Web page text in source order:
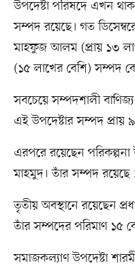
উপদেষ্টা পরিষদে এখন
সম্পদ রয়েছে। গত
মাহফুজ আলম (প্রায় ১৩
(১৫ লাখের বেশি) সম্পদ
সবচেয়ে সম্পদশালী
এই উপদেষ্টার সম্পদ প্রায়
এরপরে রয়েছেন পরিকল্পনা
মাহমুদ। তাঁর সম্পদ
তৃতীয় অবস্থানে রয়েছেন
তাঁর সম্পদের পরিমাণ ১৫
সমাজকল্যাণ উপদেষ্টা